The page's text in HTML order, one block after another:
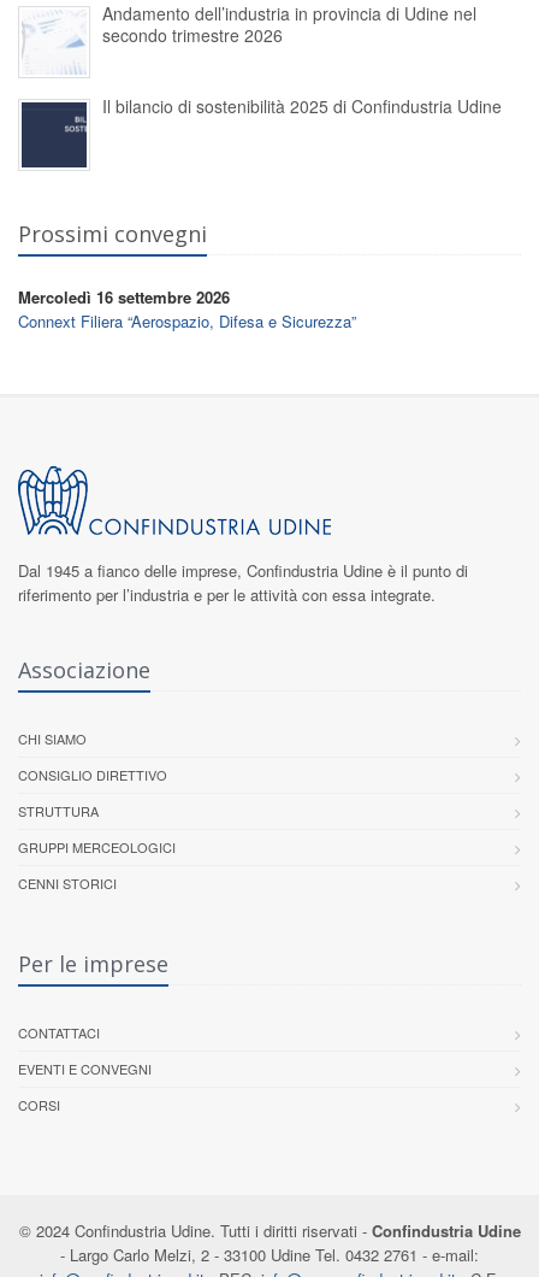
Andamento dell’industria in provincia di Udine nel
secondo trimestre 2026
Il bilancio di sostenibilità 2025 di Confindustria Udine
Prossimi convegni
Mercoledì 16 settembre 2026
Connext Filiera “Aerospazio, Difesa e Sicurezza”
Dal 1945 a fianco delle imprese, Confindustria Udine è il punto di
riferimento per l’industria e per le attività con essa integrate.
Associazione
CHI SIAMO
CONSIGLIO DIRETTIVO
STRUTTURA
GRUPPI MERCEOLOGICI
CENNI STORICI
Per le imprese
CONTATTACI
EVENTI E CONVEGNI
CORSI
© 2024 Confindustria Udine. Tutti i diritti riservati - Confindustria Udine
- Largo Carlo Melzi, 2 - 33100 Udine Tel. 0432 2761 - e-mail: